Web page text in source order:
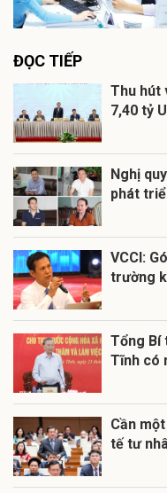
ĐỌC TIẾP
Thu hút
7,40 tỷ
Nghị
phát
VCCI:
trường
Tổng Bí
Tĩnh có
Cần
tế tư